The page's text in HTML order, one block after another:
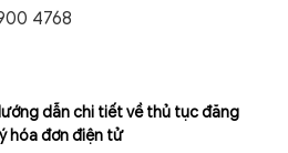
4768
dẫn chi tiết về thủ tục đăng
hóa đơn điện tử